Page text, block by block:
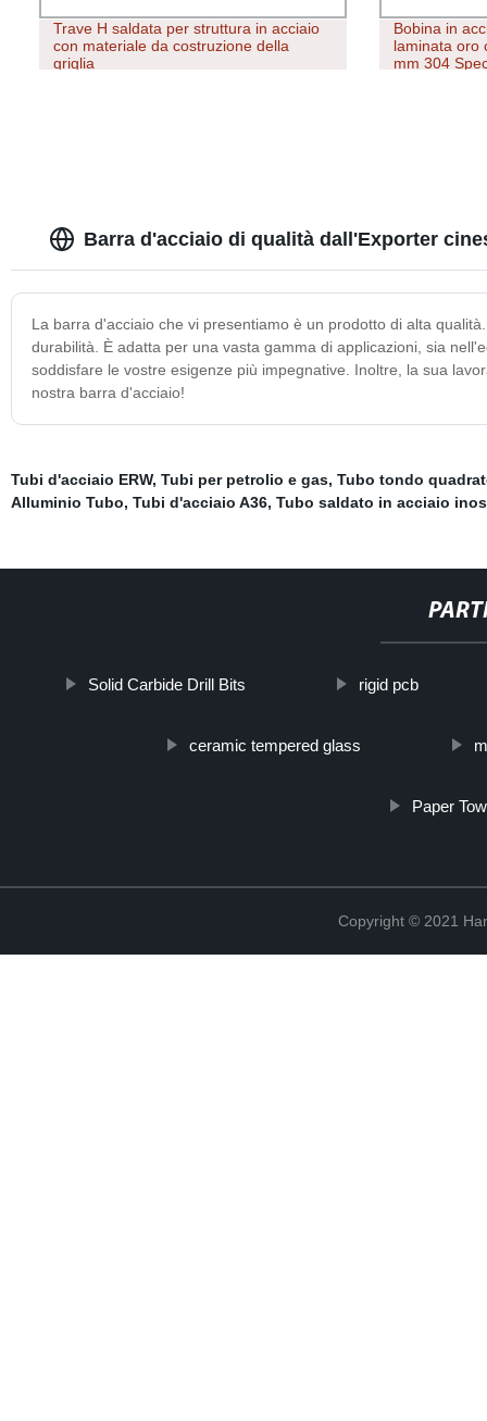
Trave H saldata per struttura in acciaio
con materiale da costruzione della
griglia
Bobina in
laminata oro
mm 304
Barra d'acciaio di qualità dall'Exporter
La barra d'acciaio che vi presentiamo è un prodotto di alta
durabilità. È adatta per una vasta gamma di applicazioni, sia
soddisfare le vostre esigenze più impegnative. Inoltre, la sua
nostra barra d'acciaio!
Tubi d'acciaio ERW, Tubi per petrolio e gas, Tubo tondo
Alluminio Tubo, Tubi d'acciaio A36, Tubo saldato in acciaio
Solid Carbide Drill Bits rigid pcb
ceramic tempered glass
Paper
Copyright © 2021